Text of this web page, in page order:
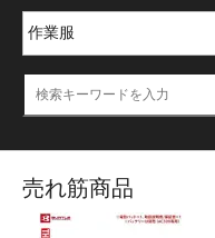
売れ筋商品